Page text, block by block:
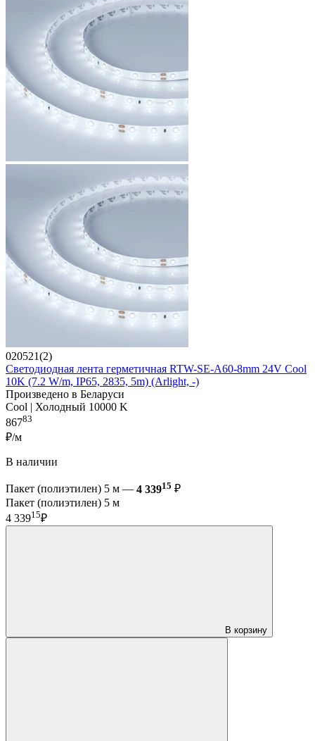
020521(2)
Светодиодная лента герметичная RTW-SE-A60-8mm 24V Cool
10K (7.2 W/m, IP65, 2835, 5m) (Arlight, -)
Произведено в Беларуси
Cool | Холодный 10000 K
86783
₽/м
В наличии
Пакет (полиэтилен) 5 м — 4 33915 ₽
Пакет (полиэтилен) 5 м
4 33915₽
В корзину